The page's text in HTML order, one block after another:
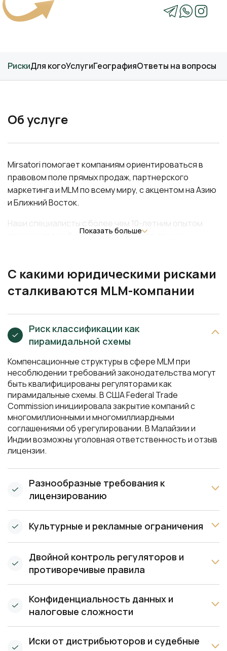
РискиДля когоУслугиГеографияОтветы на вопросы
Об услуге
Mirsatori помогает компаниям ориентироваться в
правовом поле прямых продаж, партнерского
маркетинга и MLM по всему миру, с акцентом на Азию
и Ближний Восток.
Наши специалисты с более чем 10-летним опытом
защищают ваш бизнес, свободу и репутацию
команда гарантирует, что вы всегда на правильной
стороне закона, используя эксклюзивные стратегии
для криптовалюты, Forex и iGaming.
Показать больше
С какими юридическими рисками
сталкиваются MLM-компании
Риск классификации как
пирамидальной схемы
Компенсационные структуры в сфере MLM при
несоблюдении требований законодательства могут
быть квалифицированы регуляторами как
пирамидальные схемы. В США Federal Trade
Commission инициировала закрытие компаний с
многомиллионными и многомиллиардными
соглашениями об урегулировании. В Малайзии и
Индии возможны уголовная ответственность и отзыв
лицензии.
Разнообразные требования к
лицензированию
Культурные и рекламные ограничения
Двойной контроль регуляторов и
противоречивые правила
Конфиденциальность данных и
налоговые сложности
Иски от дистрибьюторов и судебные